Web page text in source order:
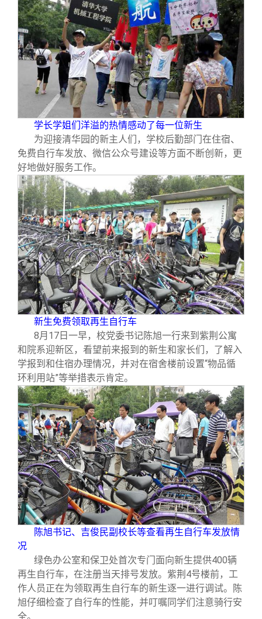
学长学姐们洋溢的热情感动了每一位新生
为迎接清华园的新主人们，学校后勤部门在住宿、
免费自行车发放、微信公众号建设等方面不断创新，更
好地做好服务工作。
新生免费领取再生自行车
8月17日一早，校党委书记陈旭一行来到紫荆公寓
和院系迎新区，看望前来报到的新生和家长们，了解入
学报到和住宿办理情况，并对在宿舍楼前设置“物品循
环利用站”等举措表示肯定。
陈旭书记、吉俊民副校长等查看再生自行车发放情
况
绿色办公室和保卫处首次专门面向新生提供400辆
再生自行车，在注册当天排号发放。紫荆4号楼前，工
作人员正在为领取再生自行车的新生逐一进行调试。陈
旭仔细检查了自行车的性能，并叮嘱同学们注意骑行安
全。